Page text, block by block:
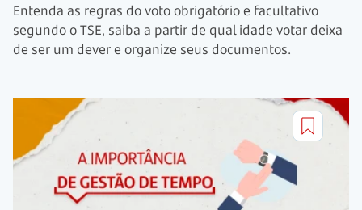
Entenda as regras do voto obrigatório e facultativo
segundo o TSE, saiba a partir de qual idade votar deixa
de ser um dever e organize seus documentos.